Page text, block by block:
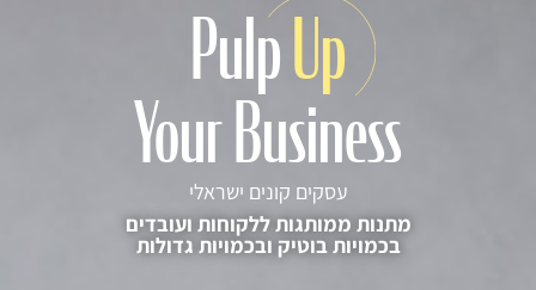
PulpUp
Your Business
עסקים קונים ישראלי
מתנות ממותגות ללקוחות ועובדים
בכמויות בוטיק ובכמויות גדולות